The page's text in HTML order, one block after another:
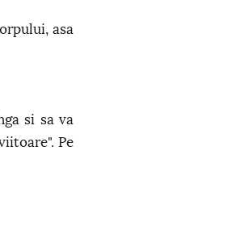
asa
si sa va
Pe